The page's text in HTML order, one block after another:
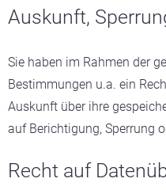
Auskunft,
Sie haben im Rahmen der
Bestimmungen u.a. ein
Auskunft über ihre
auf Berichtigung, Sperrung
Recht auf